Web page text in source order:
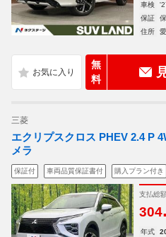
車検
保証
住所
無
料
三菱
エクリプスクロス PHEV 2.4 P
メラ
保証付 車両品質保証書付 購入プラン付き
支払総
304.
年式